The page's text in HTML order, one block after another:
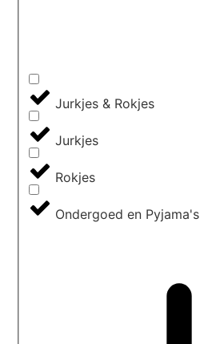
Jurkjes & Rokjes
Jurkjes
Rokjes
Ondergoed en Pyjama's